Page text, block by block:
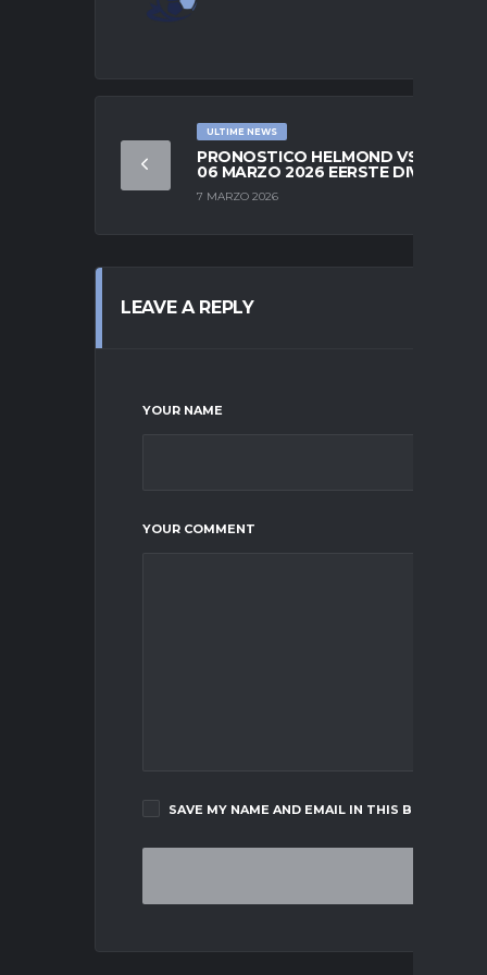
ULTIME NEWS
PRONOSTICO HELMOND VS OSS
06 MARZO 2026 EERSTE DIVISIE
7 MARZO 2026
LEAVE A REPLY
YOUR NAME
YOUR COMMENT
SAVE MY NAME AND EMAIL IN THIS BROWSER